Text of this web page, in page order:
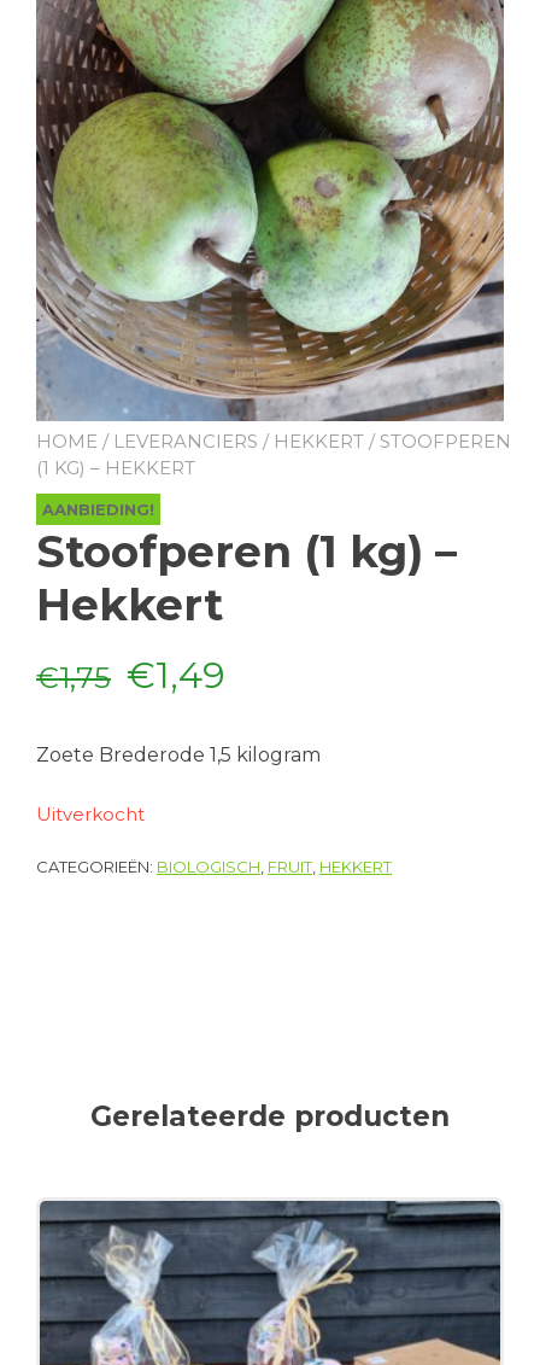
HOME / LEVERANCIERS / HEKKERT / STOOFPEREN
(1 KG) – HEKKERT
AANBIEDING!
Stoofperen (1 kg) –
Hekkert
€1,75 Oorspronkelijke
€1,49
Zoete Brederode 1,5 kilogram
Uitverkocht
CATEGORIEËN: BIOLOGISCH FRUIT, HEKKERT
Gerelateerde producten